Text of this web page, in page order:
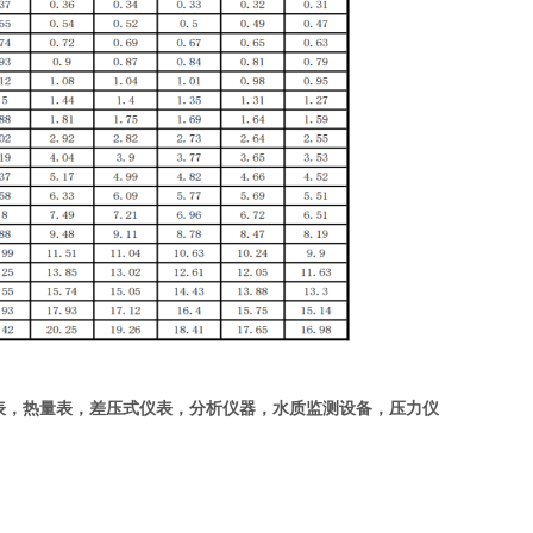
热量表，差压式仪表，分析仪器，水质监测设备，压力仪